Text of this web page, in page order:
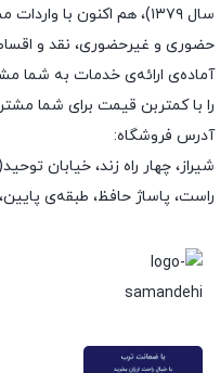
سال ۱۳۷۹)، هم اکنون با
حضوری و غیرحضوری، نقد و
آماده‌ی ارائه‌ی خدمات به شما
را با کمتربن قیمت برای شما
آدرس فروشگاه:
شیراز، چهار راه زند، خیابان
راست، پاساژ حافظ، طبقه‌ی